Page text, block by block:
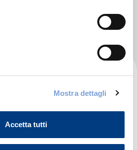
Mostra dettagli
Accetta tutti